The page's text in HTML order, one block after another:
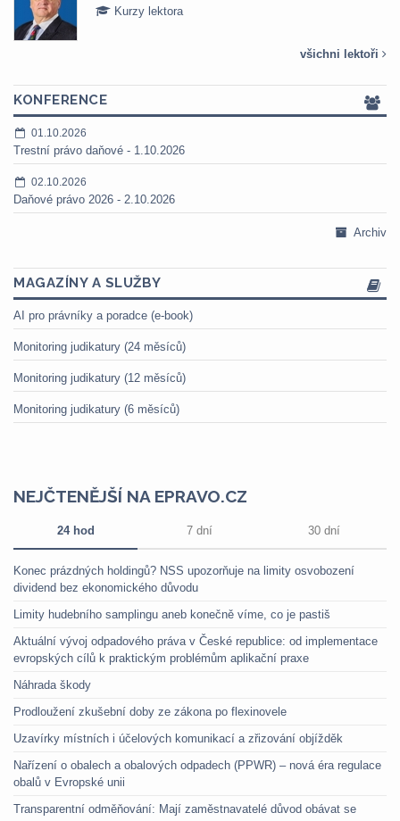
Kurzy lektora
všichni lektoři
KONFERENCE
01.10.2026
Trestní právo daňové - 1.10.2026
02.10.2026
Daňové právo 2026 - 2.10.2026
Archiv
MAGAZÍNY A SLUŽBY
AI pro právníky a poradce (e-book)
Monitoring judikatury (24 měsíců)
Monitoring judikatury (12 měsíců)
Monitoring judikatury (6 měsíců)
NEJČTENĚJŠÍ NA EPRAVO.CZ
24 hod 7 dní 30 dní
Konec prázdných holdingů? NSS upozorňuje na limity osvobození
dividend bez ekonomického důvodu
Limity hudebního samplingu aneb konečně víme, co je pastiš
Aktuální vývoj odpadového práva v České republice: od implementace
evropských cílů k praktickým problémům aplikační praxe
Náhrada škody
Prodloužení zkušební doby ze zákona po flexinovele
Uzavírky místních i účelových komunikací a zřizování objížděk
Nařízení o obalech a obalových odpadech (PPWR) – nová éra regulace
obalů v Evropské unii
Transparentní odměňování: Mají zaměstnavatelé důvod obávat se